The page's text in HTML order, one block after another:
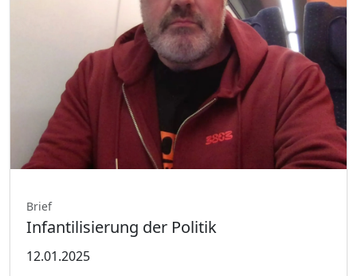
Brief
Infantilisierung der Politik
12.01.2025